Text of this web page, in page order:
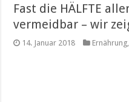
Fast die HÄLFTE
vermeidbar – wir
14. Januar 2018 Ernährung